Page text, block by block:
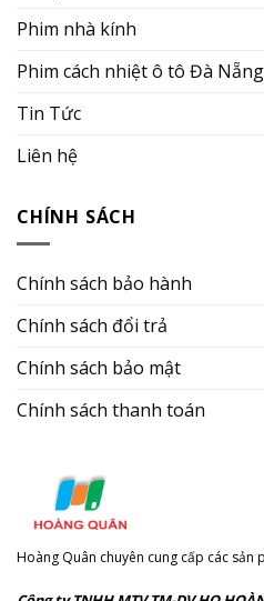
Phim nhà kính
Phim cách nhiệt ô tô Đà Nẵng
Tin Tức
Liên hệ
CHÍNH SÁCH
Chính sách bảo hành
Chính sách đổi trả
Chính sách bảo mật
Chính sách thanh toán
Hoàng Quân chuyên cung cấp các